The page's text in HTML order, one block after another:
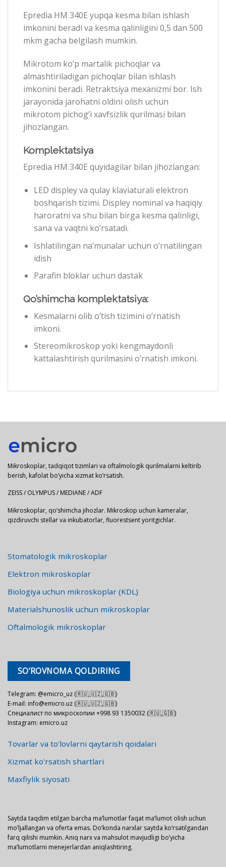
Epredia НМ 340Е yupqa kesma bilan ishlash
imkonini beradi va kesma qalinligini 0,5 dan 500
mkm gacha belgilash mumkin.
Mikrotom ko’p martalik pichoqlar va
almashtiriladigan pichoqlar bilan ishlash
imkonini beradi. Retraktsiya mexanizmi bor. Ish
jarayonida jarohatni oldini olish uchun
mikrotom pichog’i xavfsizlik qurilmasi bilan
jihozlangan.
Komplektatsiya
Epredia НМ 340Е quyidagilar bilan jihozlangan:
LED displey va qulay klaviaturali elektron
boshqarish tizimi. Displey nominal va haqiqiy
haroratni va shu bilan birga kesma qalinligi,
sana va vaqtni ko’rsatadi.
Ishlatilingan na’munalar uchun o’rnatilingan
idish
Parafin bloklar uchun dastak
Qo’shimcha komplektatsiya:
Kesmalarni olib o’tish tizimini o’rnatish
imkoni.
Stereomikroskop yoki kengmaydonli
kattalashtirish qurilmasini o’rnatish imkoni.
Mikroskoplar, tadqiqot tizimlari va oftalmologik qurilmalarni keltirib
berish, kafolat bo’yicha xizmat ko’rsatish.
ZEISS / OLYMPUS / MEDIANE / ADF
Mikroskoplar, qo’shimcha jihozlar. Mikroskop uchun kameralar,
qizdiruvchi stellar va inkubatorlar, fluorestsent yoritgichlar.
Stomatologik mikroskoplar
Elektron mikroskoplar
Biologiya uchun mikroskoplar (KDL)
Materialshunoslik uchun mikroskoplar
Oftalmologik mikroskoplar
SO’ROVNOMA QOLDIRING
Telegram: @emicro_uz (🇷🇺,🇺🇿,🇬🇧)
E-mail: info@emicro.uz (🇷🇺,🇺🇿,🇬🇧)
Специалист по микроскопии +998 93 1350032 (🇷🇺,🇬🇧)
Instagram: emicro.uz
Tovarlar va to'lovlarni qaytarish qoidalari
Xizmat ko'rsatish shartlari
Maxfiylik siyosati
Saytda taqdim etilgan barcha ma’lumotlar faqat ma’lumot olish uchun
mo’ljallangan va oferta emas. Do’konda narxlar saytda ko’rsatilgandan
farq qilishi mumkin. Aniq narx va mahsulot mavjudligi bo’yicha
ma’lumotlarni menejerlardan aniqlashtiring.